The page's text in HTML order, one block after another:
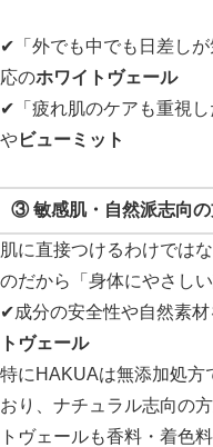
✔「外でも中でも日差し
応のホワイトヴェール
✔「疲れ肌のケアも重視
やビューミット
③敏感肌・自然派志向
肌に直接つけるわけでは
のだから「身体にやさし
✔成分の安全性や自然素
トヴェール
特にHAKUAは無添加処方
おり、ナチュラル志向の
トヴェールも香料・着色